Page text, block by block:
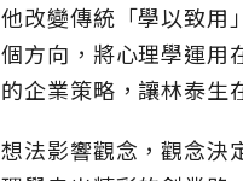
他改變傳統「學以致用
個方向，將心理學運用
的企業策略，讓林泰生
想法影響觀念，觀念決